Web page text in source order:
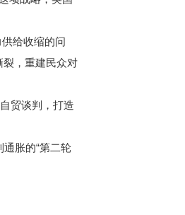
给收缩的问
裂，重建民众对
贸谈判，打造
胀的“第二轮